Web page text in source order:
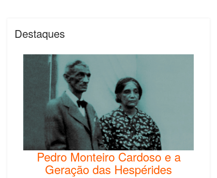
Destaques
Pedro Monteiro Cardoso e a
Geração das Hespérides